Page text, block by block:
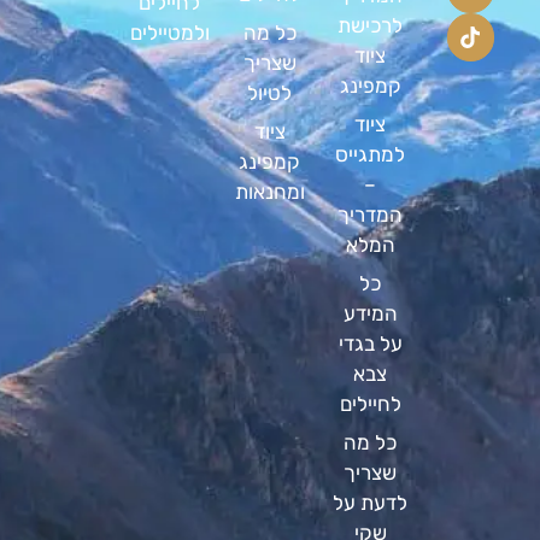
לרכישת
ציוד
קמפינג
ציוד
למתגייס
המדריך
המלא
המידע
על בגדי
לחיילים
כל מה
שצריך
לדעת על
כל מה
שצריך
לטיול
ציוד
קמפינג
ומחנאות
ולמטיילים